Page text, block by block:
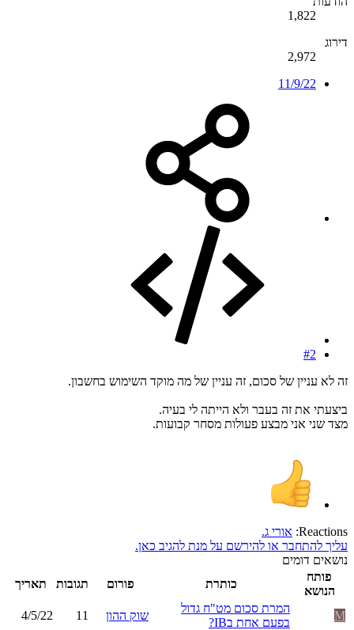
1,822
דירוג
2,972
11/9/22
#2
זה לא עניין של סכום, זה עניין של מה מוקד השימוש בחשבון.
ביצעתי את זה בעבר ולא הייתה לי בעיה.
מצד שני אני מבצע פעולות מסחר קבועות.
Reactions: אורי ג.
עליך להתחבר או להירשם על מנת להגיב כאן.
נושאים דומים
פותח
הנושא
כותרת פורום תגובות תאריך
M
המרת סכום מט"ח גדול
בפעם אחת בIB?
שוק ההון 11
4/5/22